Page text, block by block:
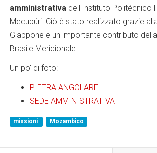
amministrativa dell'Instituto Politécnico
Mecubúri. Ciò è stato realizzato grazie
Giappone e un importante contributo
Brasile Meridionale.
Un po' di foto:
PIETRA ANGOLARE
SEDE AMMINISTRATIVA
missioni Mozambico